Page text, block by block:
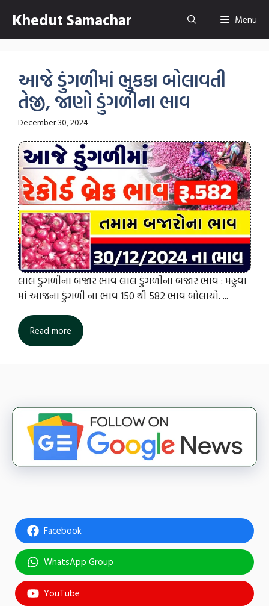
content
Khedut Samachar Menu
આજે ડુંગળીમાં ભુકકા બોલાવતી
તેજી, જાણો ડુંગળીના ભાવ
December 30, 2024
લાલ ડુંગળીના બજાર ભાવ લાલ ડુંગળીના બજાર ભાવ : મહુવા
માં આજના ડુંગળી ના ભાવ 150 થી 582 ભાવ બોલાયો. ...
Read more
Facebook
WhatsApp Group
YouTube